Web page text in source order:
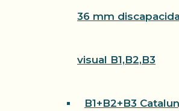
36 mm
visual B1,B2,B3
B1+B2+B3